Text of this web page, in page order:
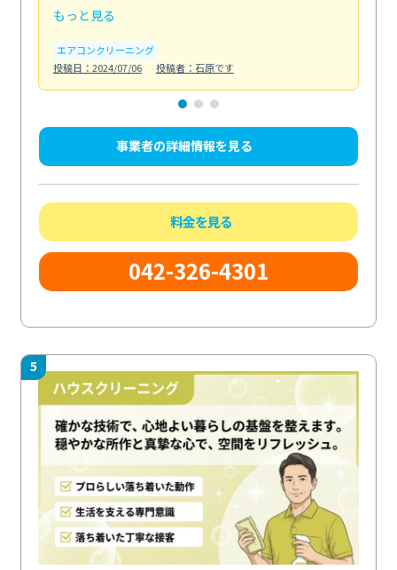
もっと見る
エアコンクリーニング
投稿日：2024/07/06
投稿者：石原です
事業者の詳細情報を見る
料金を見る
042-326-4301
5